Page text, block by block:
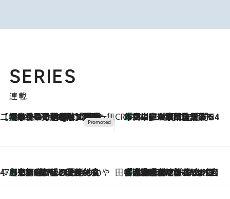
SERIES
連載
【CREA×星野リゾート】唯一無二。癒しと発見が待つ場所へ
10 Hours Ago
【トンボの足水浴】ヒノキの香りに包まれて涼感マックス！約13℃の湧水かけ流しを避暑地「星野温泉 トンボの湯」で体験 CREA'S CHOICE
2026.8.7
「立川にも歌舞伎があるんだよ」 片岡仁左衛門・市川中車ら豪華座組みで4年目の立川立飛歌舞伎へ
47都道府県の手みやげ ひんやりスイーツで夏を満喫
2026.8.7
【京都府】この夏絶対食べたい 冷やしておいしいおやつ3選 ひと口目から心を掴む新緑のテリーヌ 田中稲の勝手に再ブーム
2026.8.7
「湘南乃風に憧れて」観客大盛上がりの“タオル回し”に、ラッパー顔負けの高速歌唱まで…さだまさし（74）のアグレッシブすぎる現在地